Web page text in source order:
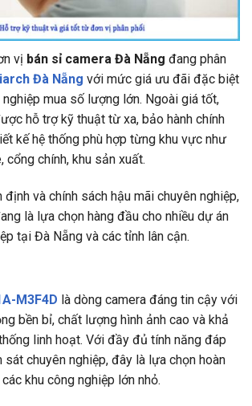
vị bán sỉ camera Đà Nẵng đang phân
Đà Nẵng với mức giá ưu đãi đặc biệt
mua số lượng lớn. Ngoài giá tốt,
hỗ trợ kỹ thuật từ xa, bảo hành chính
kế hệ thống phù hợp từng khu vực như
cổng chính, khu sản xuất.
và chính sách hậu mãi chuyên nghiệp,
là lựa chọn hàng đầu cho nhiều dự án
tại Đà Nẵng và các tỉnh lân cận.
M3F4D là dòng camera đáng tin cậy với
bền bỉ, chất lượng hình ảnh cao và khả
linh hoạt. Với đầy đủ tính năng đáp
sát chuyên nghiệp, đây là lựa chọn hoàn
khu công nghiệp lớn nhỏ.